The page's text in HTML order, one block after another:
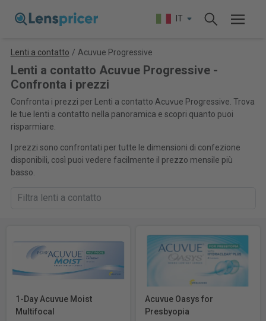
IT
Lenti a contatto / Acuvue Progressive
Lenti a contatto Acuvue Progressive -
Confronta i prezzi
Confronta i prezzi per Lenti a contatto Acuvue Progressive. Trova
le tue lenti a contatto nella panoramica e scopri quanto puoi
risparmiare.
I prezzi sono confrontati per tutte le dimensioni di confezione
disponibili, così puoi vedere facilmente il prezzo mensile più
basso.
1-Day Acuvue Moist
Multifocal
Acuvue Oasys for
Presbyopia